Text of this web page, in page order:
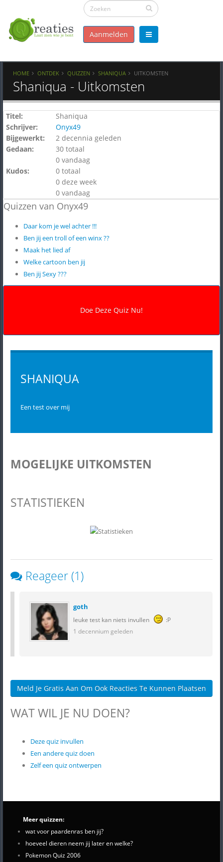
Aanmelden
HOME ONTDEK QUIZZEN SHANIQUA UITKOMSTEN
Shaniqua - Uitkomsten
Titel:
Shaniqua
Schrijver:
Onyx49
Bijgewerkt:
2 decennia geleden
Gedaan:
30 totaal
0 vandaag
Kudos:
0 totaal
0 deze week
0 vandaag
Quizzen van Onyx49
Daar kom je wel achter !!!
Ben jij een troll of een winx ??
Maak het lied af
Welke cartoon ben jij
Ben jij Sexy ???
SHANIQUA
Een test over mij
MOGELIJKE UITKOMSTEN
STATISTIEKEN
Reageer (1)
goth
leuke test kan niets invullen
:P
1 decennium geleden
Meld Je Gratis Aan Om Ook Reacties Te Kunnen Plaatsen
WAT WIL JE NU DOEN?
Deze quiz invullen
Een andere quiz doen
Zelf een quiz ontwerpen
Meer quizzen:
wat voor paardenras ben jij?
hoeveel dieren neem jij later en welke?
Pokemon Quiz 2006